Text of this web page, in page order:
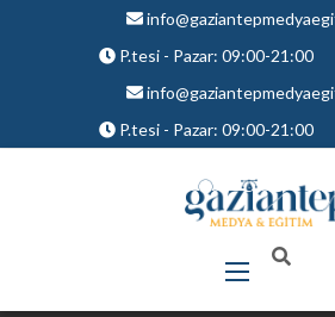
P.tesi - Pazar: 09:00-21:00
P.tesi - Pazar: 09:00-21:00